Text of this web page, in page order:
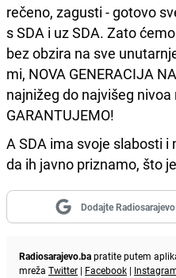
rečeno, zagusti - gotovo
s SDA i uz SDA. Zato
bez obzira na sve
mi, NOVA GENERACIJA
najnižeg do najvišeg
GARANTUJEMO!
A SDA ima svoje slabosti
da ih javno priznamo, što
Dodajte
Radiosarajevo.bapratite putem
mreža Twitter | Facebook |